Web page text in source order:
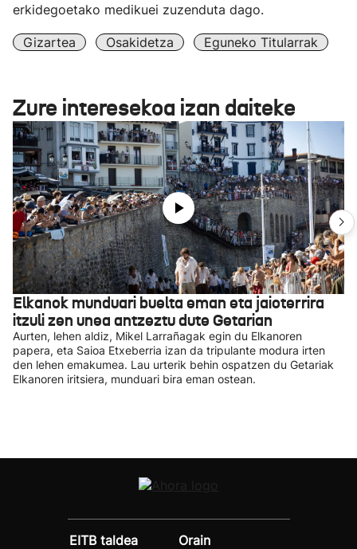
erkidegoetako medikuei zuzenduta dago.
Gizartea Osakidetza Eguneko Titularrak
Zure interesekoa izan daiteke
Elkanok munduari buelta eman eta jaioterrira
itzuli zen unea antzeztu dute Getarian
Aurten, lehen aldiz, Mikel Larrañagak egin du Elkanoren
papera, eta Saioa Etxeberria izan da tripulante modura irten
den lehen emakumea. Lau urterik behin ospatzen du Getariak
Elkanoren iritsiera, munduari bira eman ostean.
EITB taldea
Orain